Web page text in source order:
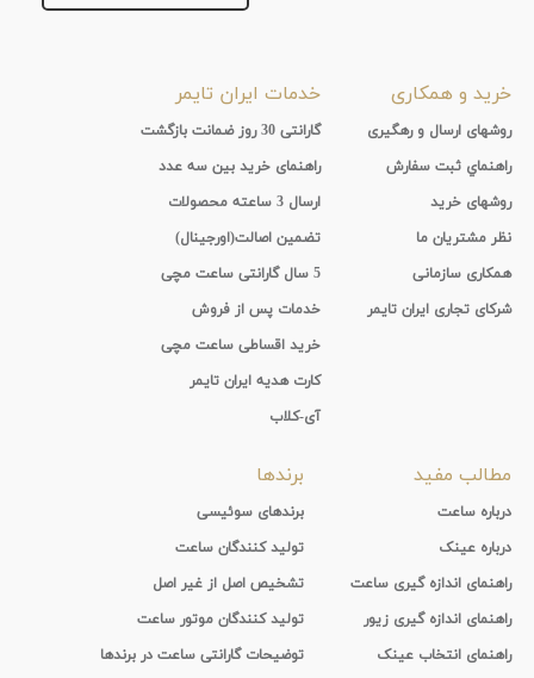
خرید و همکاری
روشهای ارسال و رهگیری
راهنماي ثبت سفارش
روشهای خرید
نظر مشتریان ما
همکاری سازمانی
شرکای تجاری ایران تایمر
خدمات ایران تایمر
گارانتی 30 روز ضمانت بازگشت
راهنمای خرید بین سه عدد
ارسال 3 ساعته محصولات
تضمین اصالت(اورجینال)
5 سال گارانتی ساعت مچی
خدمات پس از فروش
خرید اقساطی ساعت مچی
کارت هدیه ایران تایمر
آی-کلاب
مطالب مفید
درباره ساعت
درباره عینک
راهنمای اندازه گیری ساعت
راهنمای اندازه گیری زیور
راهنمای انتخاب عینک
برندها
برندهای سوئیسی
تولید کنندگان ساعت
تشخیص اصل از غیر اصل
تولید کنندگان موتور ساعت
توضیحات گارانتی ساعت در برندها